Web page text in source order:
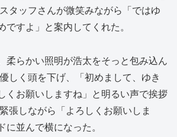
タッフさんが微笑みながら「ではゆ
ですよ」と案内してくれた。
柔らかい照明が浩太をそっと包み込ん
しく頭を下げ、「初めまして、ゆき
くお願いしますね」と明るい声で挨拶
張しながら「よろしくお願いしま
に並んで横になった。